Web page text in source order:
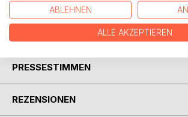
PRESSESTIMMEN
REZENSIONEN
ABLEHNEN
ALLE AKZEPTIEREN